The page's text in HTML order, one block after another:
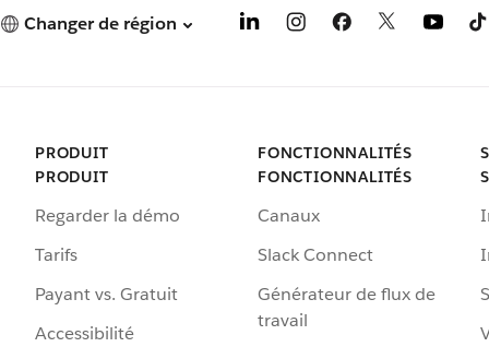
Changer de région
PRODUIT
PRODUIT
Regarder la démo
Tarifs
Payant vs. Gratuit
Accessibilité
FONCTIONNALITÉS
FONCTIONNALITÉS
Canaux
Slack Connect
Générateur de flux de
travail